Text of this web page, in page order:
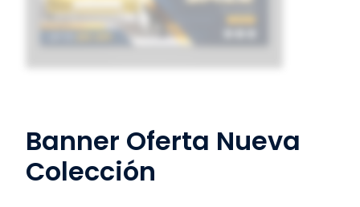
Banner Oferta Nueva
Colección